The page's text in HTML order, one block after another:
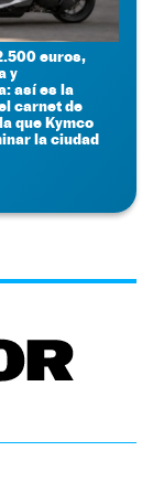
euros,
y
así es la
carnet de
que Kymco
la ciudad